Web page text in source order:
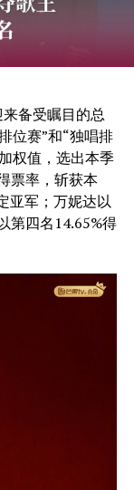
备受瞩目的总
位赛”和“独唱排
权值，选出本季
票率，斩获本
亚军；万妮达以
第四名14.65%得